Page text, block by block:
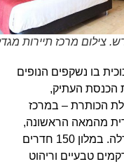
מרכז תיירות מגדלה
בו נשקפים הנופים
העתיק,
הכותרת – במרכז
מהמאה הראשונה,
שהועתקה ממרכז השוק העתיק של מגדלה. במלון 150 חדרים
טבעיים וריהוט